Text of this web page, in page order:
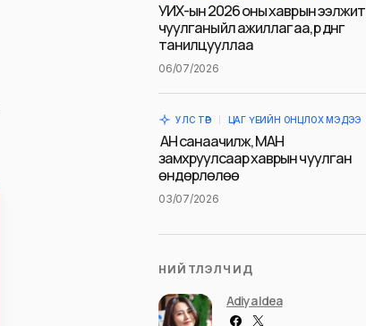
УИХ-ын 2026 оны хаврын ээлжит
чуулганы үйл ажиллагаа, үр дүнг
танилцууллаа
06/07/2026
УЛС ТӨР ЦАГ ҮЕИЙН ОНЦЛОХ МЭДЭЭ
АН санаачилж, МАН
замхруулсаар хаврын чуулган
өндөрлөлөө
03/07/2026
НИЙТЛЭЛЧИД
Adiya Idea